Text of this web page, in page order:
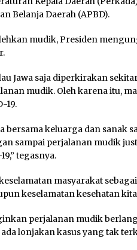
Belanja Daerah (APBD).
mudik, Presiden
Jawa saja diperkirakan
mudik. Oleh karena itu,
19.
bersama keluarga dan sanak
sampai perjalanan mudik
tegasnya.
masyarakat
keselamatan kesehatan
perjalanan mudik
lonjakan kasus yang tak